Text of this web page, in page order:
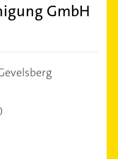
GmbH